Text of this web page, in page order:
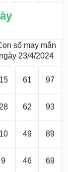
số may mắn
ngày 23/4/2024
15 61 97
28 62 93
10 49 89
9 46 69